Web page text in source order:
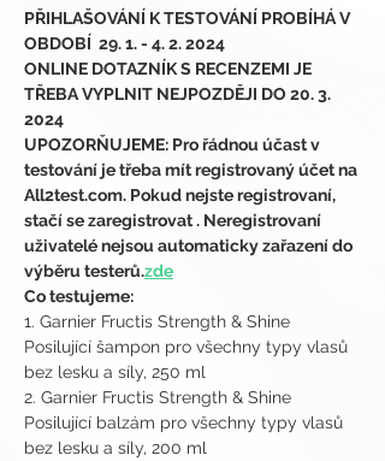
PŘIHLAŠOVÁNÍ K TESTOVÁNÍ PROBÍHÁ V
OBDOBÍ  29. 1. - 4. 2. 2024
ONLINE DOTAZNÍK S RECENZEMI JE
TŘEBA VYPLNIT NEJPOZDĚJI DO 20. 3.
2024
UPOZORŇUJEME: Pro řádnou účast v
testování je třeba mít registrovaný účet na
All2test.com. Pokud nejste registrovaní,
stačí se zaregistrovat . Neregistrovaní
uživatelé nejsou automaticky zařazení do
výběru testerů.zde
Co testujeme:
1. Garnier Fructis Strength & Shine
Posilující šampon pro všechny typy vlasů
bez lesku a síly, 250 ml
2. Garnier Fructis Strength & Shine
Posilující balzám pro všechny typy vlasů
bez lesku a síly, 200 ml